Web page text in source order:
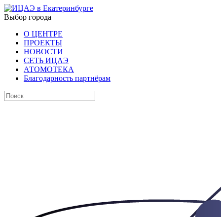
Выбор города
О ЦЕНТРЕ
ПРОЕКТЫ
НОВОСТИ
СЕТЬ ИЦАЭ
АТОМОТЕКА
Благодарность партнёрам